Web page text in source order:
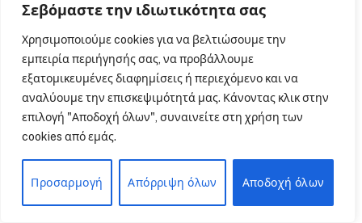
Σεβόμαστε την ιδιωτικότητα σας
Χρησιμοποιούμε cookies για να βελτιώσουμε την
εμπειρία περιήγησής σας, να προβάλλουμε
εξατομικευμένες διαφημίσεις ή περιεχόμενο και να
αναλύουμε την επισκεψιμότητά μας. Κάνοντας κλικ στην
επιλογή "Αποδοχή όλων", συναινείτε στη χρήση των
cookies από εμάς.
Προσαρμογή Απόρριψη όλων Αποδοχή όλων
ΜΗ ΧΑΣΕΤΕ